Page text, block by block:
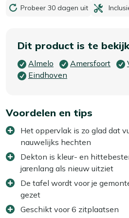
Probeer 30 dagen uit
Dit product is te
Almelo Amersfoort
Eindhoven
Voordelen en tips
Het oppervlak is zo glad dat
nauwelijks hechten
Dekton is kleur- en
jarenlang als nieuw uitziet
De tafel wordt voor je
gezet
Geschikt voor 6 zitplaatsen